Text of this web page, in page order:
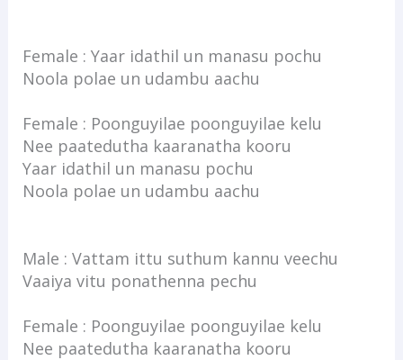
Female : Yaar idathil un manasu pochu
Noola polae un udambu aachu
Female : Poonguyilae poonguyilae kelu
Nee paatedutha kaaranatha kooru
Yaar idathil un manasu pochu
Noola polae un udambu aachu
Male : Vattam ittu suthum kannu veechu
Vaaiya vitu ponathenna pechu
Female : Poonguyilae poonguyilae kelu
Nee paatedutha kaaranatha kooru